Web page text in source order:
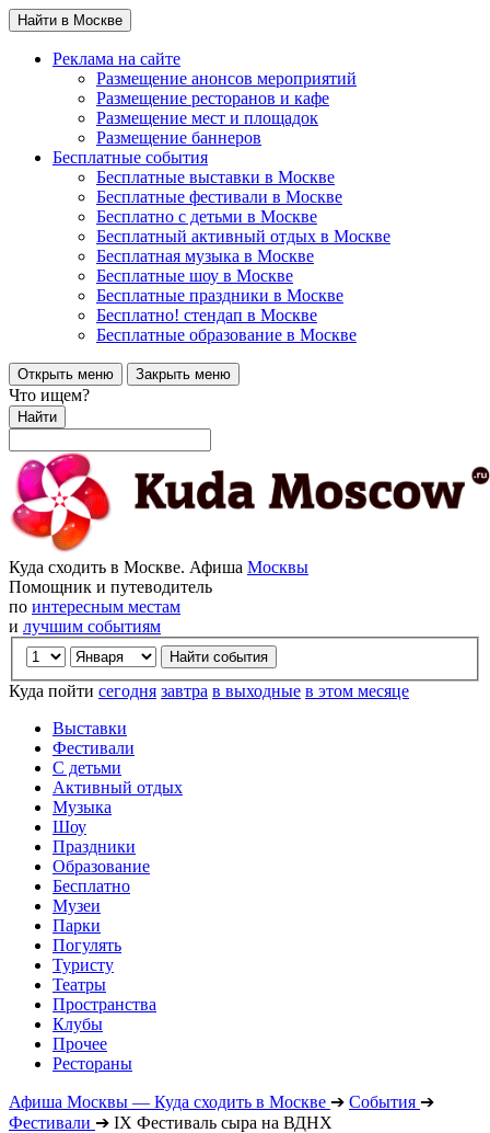
Найти в Москве
Реклама на сайте
Размещение анонсов мероприятий
Размещение ресторанов и кафе
Размещение мест и площадок
Размещение баннеров
Бесплатные события
Бесплатные выставки в Москве
Бесплатные фестивали в Москве
Бесплатно с детьми в Москве
Бесплатный активный отдых в Москве
Бесплатная музыка в Москве
Бесплатные шоу в Москве
Бесплатные праздники в Москве
Бесплатно! стендап в Москве
Бесплатные образование в Москве
Открыть меню Закрыть меню
Что ищем?
Найти
Куда сходить в Москве. Афиша Москвы
Помощник и путеводитель
по интересным местам
и лучшим событиям
Куда пойти сегодня завтра в выходные в этом месяце
Выставки
Фестивали
С детьми
Активный отдых
Музыка
Шоу
Праздники
Образование
Бесплатно
Музеи
Парки
Погулять
Туристу
Театры
Пространства
Клубы
Прочее
Рестораны
Афиша Москвы — Куда сходить в Москве ➔ События ➔
Фестивали ➔ IX Фестиваль сыра на ВДНХ